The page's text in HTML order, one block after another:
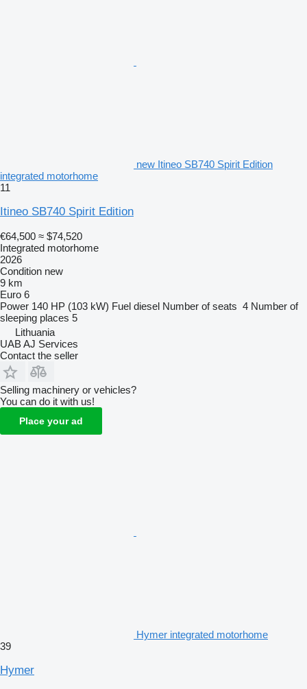
new Itineo SB740 Spirit Edition
integrated motorhome
11
Itineo SB740 Spirit Edition
€64,500 ≈ $74,520
Integrated motorhome
2026
Condition new
9 km
Euro 6
Power 140 HP (103 kW) Fuel diesel Number of seats 4 Number of
sleeping places 5
Lithuania
UAB AJ Services
Contact the seller
Selling machinery or vehicles?
You can do it with us!
Place your ad
Hymer integrated motorhome
39
Hymer